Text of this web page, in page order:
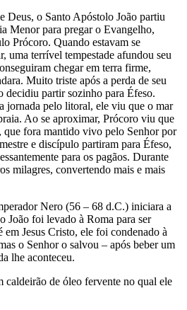
Deus, o Santo Apóstolo João partiu
Menor para pregar o Evangelho,
Prócoro. Quando estavam se
uma terrível tempestade afundou seu
chegar em terra firme,
Muito triste após a perda de seu
decidiu partir sozinho para Éfeso.
jornada pelo litoral, ele viu que o mar
Ao se aproximar, Prócoro viu que
que fora mantido vivo pelo Senhor por
e discípulo partiram para Éfeso,
para os pagãos. Durante
milagres, convertendo mais e mais
Nero (56 – 68 d.C.) iniciara a
João foi levado à Roma para ser
em Jesus Cristo, ele foi condenado à
o Senhor o salvou – após beber um
lhe aconteceu.
caldeirão de óleo fervente no qual ele